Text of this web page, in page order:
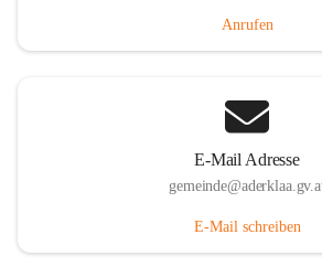
Anrufen
E-Mail Adresse
E-Mail schreiben